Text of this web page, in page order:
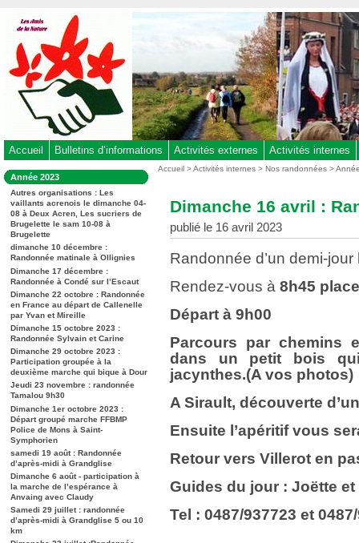
au
contenu
-
Aller
au
menu
-
à
la
recherche
Accueil Bulletins d’informations Activités externes Activités internes
Dans
la
rubrique
:
Année 2023
Autres organisations : Les
vaillants acrenois le dimanche 04-
08 à Deux Acren, Les sucriers de
Brugelette le sam 10-08 à
Brugelette
dimanche 10 décembre :
Randonnée matinale à Ollignies
Dimanche 17 décembre :
Randonnée à Condé sur l’Escaut
Dimanche 22 octobre : Randonnée
en France au départ de Callenelle
par Yvan et Mireille
Dimanche 15 octobre 2023 :
Randonnée Sylvain et Carine
Dimanche 29 octobre 2023 :
Participation groupée à la
deuxième marche qui bique à Dour
Jeudi 23 novembre : randonnée
Tamalou 9h30
Dimanche 1er octobre 2023 :
Départ groupé marche FFBMP
Police de Mons à Saint-
Symphorien
samedi 19 août : Randonnée
d’après-midi à Grandglise
Dimanche 6 août - participation à
la marche de l’espérance à
Anvaing avec Claudy
Samedi 29 juillet : randonnée
d’après-midi à Grandglise 5 ou 10
km
Vous
Accueil >Activités internes >Nos randonnées>
Dimanche 16 avril :
publié le 16 avril 2023
Randonnée d’un demi-
Rendez-vous à 8h45
Départ à 9h00
Parcours par chemins
dans un petit bois
jacynthes.(A vos photos)
A Sirault, découverte
Ensuite l’apéritif vous
Retour vers Villerot en
Guides du jour : Joëtte
Tel : 0487/937723 et